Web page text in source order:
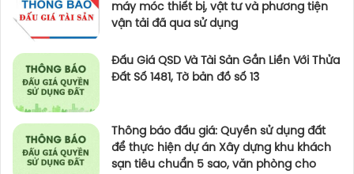
máy móc thiết bị, vật tư và phương tiện
vận tải đã qua sử dụng
Đấu Giá QSD Và Tài Sản Gắn Liền Với Thửa
Đất Số 1481, Tờ bản đồ số 13
Thông báo đấu giá: Quyền sử dụng đất
để thực hiện dự án Xây dựng khu khách
sạn tiêu chuẩn 5 sao, văn phòng cho